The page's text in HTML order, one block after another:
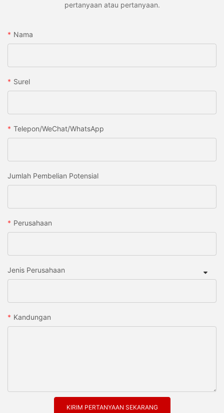
pertanyaan atau pertanyaan.
Nama
Surel
Telepon/WeChat/WhatsApp
Jumlah Pembelian Potensial
Perusahaan
Jenis Perusahaan
Kandungan
KIRIM PERTANYAAN SEKARANG